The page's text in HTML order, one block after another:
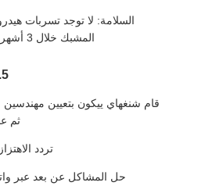
السلامة: لا توجد تسربات
المشبك خلال 3 أشهر من التشغيل المستمر.
4.5 دعم
قام شنغهاي ييكون بتعيين مهندسين
ثم
تردد
حل المشاكل عن بعد عبر